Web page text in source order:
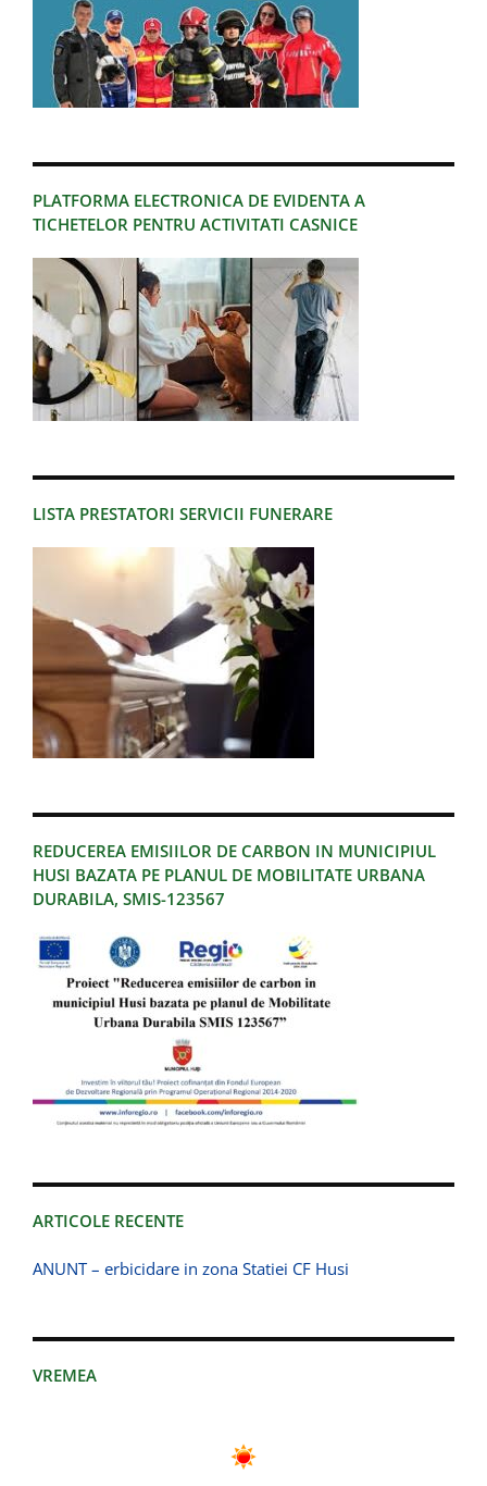
PLATFORMA ELECTRONICA DE EVIDENTA A
TICHETELOR PENTRU ACTIVITATI CASNICE
LISTA PRESTATORI SERVICII FUNERARE
REDUCEREA EMISIILOR DE CARBON IN MUNICIPIUL
HUSI BAZATA PE PLANUL DE MOBILITATE URBANA
DURABILA, SMIS-123567
ARTICOLE RECENTE
ANUNT – erbicidare in zona Statiei CF Husi
VREMEA